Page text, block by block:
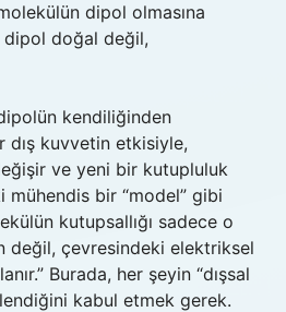
dipol olmasına
dipol doğal değil,
kendiliğinden
dış kuvvetin etkisiyle,
ve yeni bir kutupluluk
mühendis bir “model” gibi
kutupsallığı sadece o
değil, çevresindeki elektriksel
Burada, her şeyin “dışsal
kabul etmek gerek.